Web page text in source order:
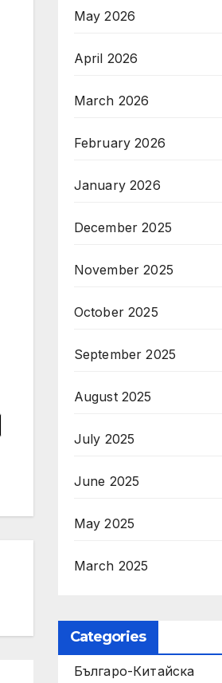
May 2026
April 2026
March 2026
February 2026
January 2026
December 2025
November 2025
October 2025
September 2025
August 2025
July 2025
June 2025
May 2025
March 2025
Categories
Българо-Китайска